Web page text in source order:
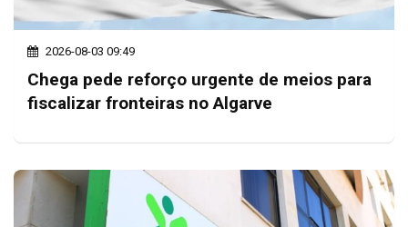
2026-08-03 09:49
Chega pede reforço urgente de meios para
fiscalizar fronteiras no Algarve